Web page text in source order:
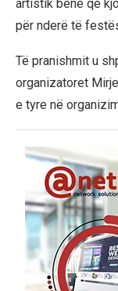
artistik bënë që
për nderë të
Të pranishmit u
organizatoret
e tyre në